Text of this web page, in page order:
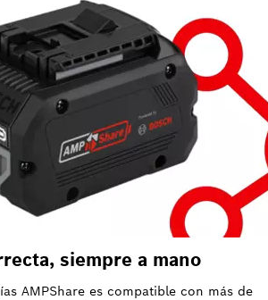
siempre a mano
AMPShare es compatible con más de